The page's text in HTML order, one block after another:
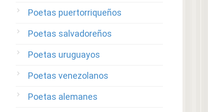
Poetas puertorriqueños
Poetas salvadoreños
Poetas uruguayos
Poetas venezolanos
Poetas alemanes